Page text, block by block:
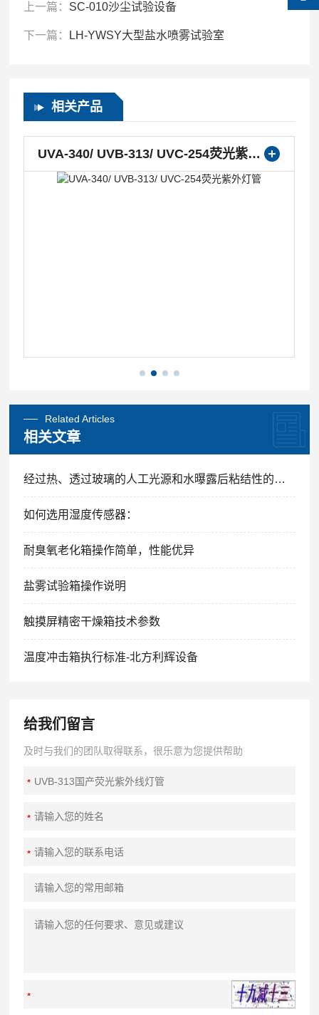
上一篇： SC-010沙尘试验设备
下一篇： LH-YWSY大型盐水喷雾试验室
相关产品
UVA-340/ UVB-313/ UVC-254荧光紫外灯管
Related Articles
相关文章
经过热、透过玻璃的人工光源和水曝露后粘结性的测定
如何选用湿度传感器：
耐臭氧老化箱操作简单，性能优异
盐雾试验箱操作说明
触摸屏精密干燥箱技术参数
温度冲击箱执行标准-北方利辉设备
给我们留言
及时与我们的团队取得联系，很乐意为您提供帮助